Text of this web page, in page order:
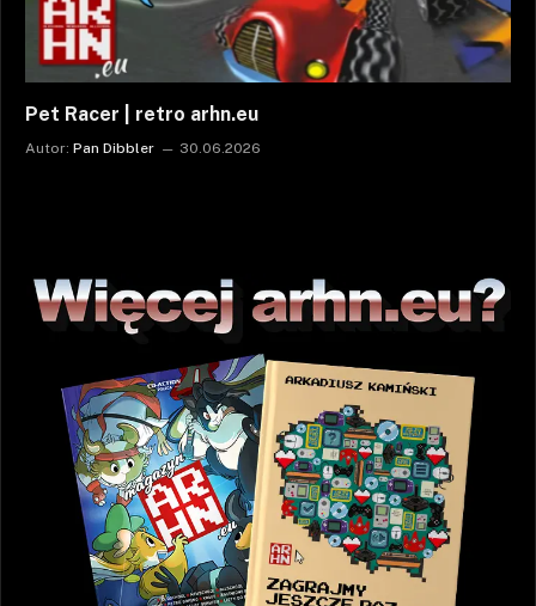
Pet Racer | retro arhn.eu
Autor: Pan Dibbler 30.06.2026